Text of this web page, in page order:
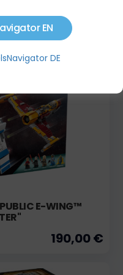
CRUISER
649,99 €
E-WING™
190,00 €
EN
DE